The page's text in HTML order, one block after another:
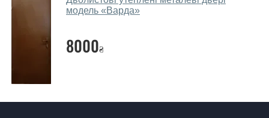
Ви робите установку металевих
Так робимо. Монтаж металевих дверей проводиться
Соренто?
модель «Варда»
8000₴